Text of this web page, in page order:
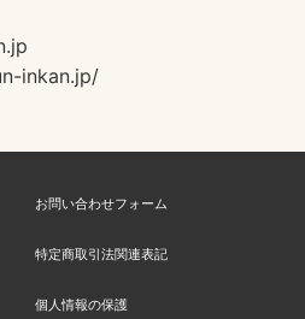
inkan.jp/
お問い合わせフォーム
特定商取引法関連表記
個人情報の保護